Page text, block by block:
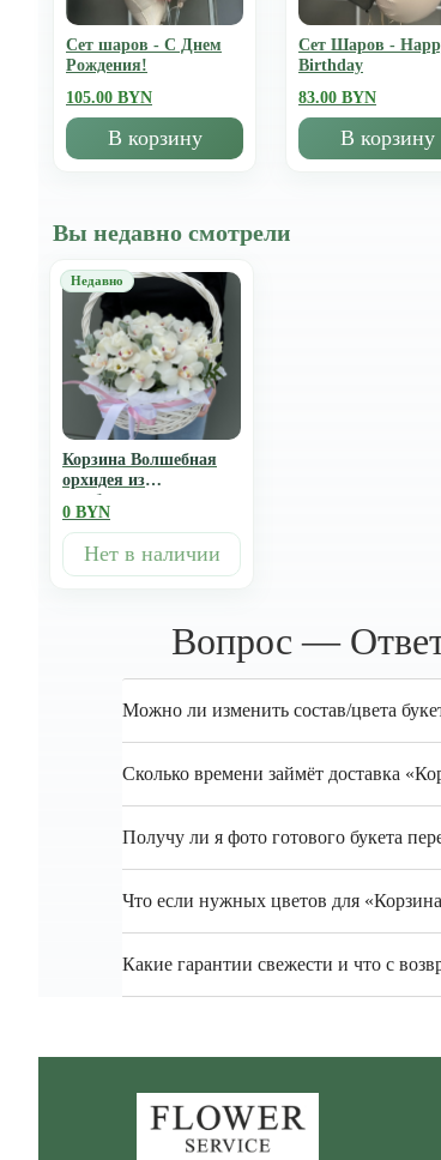
Сет шаров - С Днем
Рождения!
105.00 BYN
В корзину
Сет Шаров -
Birthday
83.00 BYN
В корзину
Вы недавно смотрели
Корзина Волшебная
орхидея из
цимбидиума и зелени
0 BYN
Нет в наличии
Вопрос —
Можно ли изменить состав/цвета
Сколько времени займёт доставка
Получу ли я фото готового букета
Что если нужных цветов для
Какие гарантии свежести и что с